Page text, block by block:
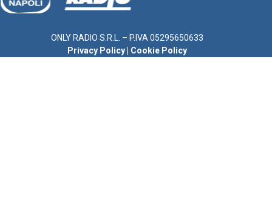
ONLY RADIO S.R.L. – P.IVA 05295650633
Privacy Policy
Cookie Policy